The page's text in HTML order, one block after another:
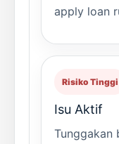
apply loan
Risiko Tinggi
Isu Aktif
Tunggakan